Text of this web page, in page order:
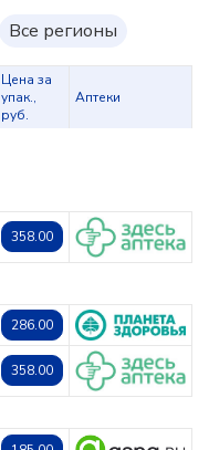
Все регионы
Цена за
упак.,
руб.
Аптеки
358.00
286.00
358.00